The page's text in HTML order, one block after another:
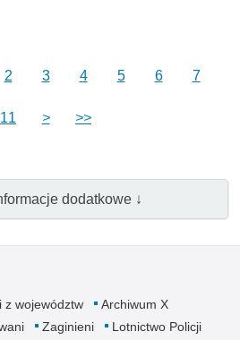
2 3 4 5 6 7
11 > >>
dodatkowe ↓
z województw
Archiwum X
Zaginieni
Lotnictwo Policji